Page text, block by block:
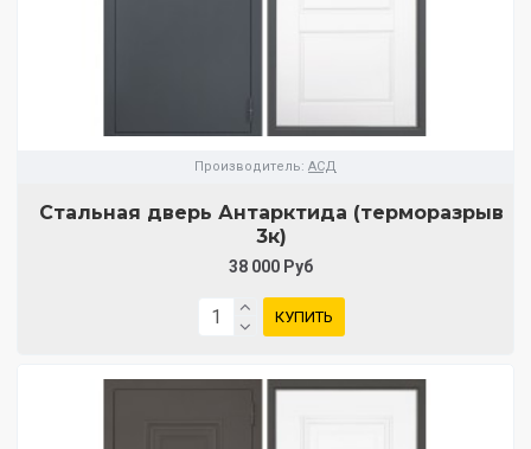
Производитель: АСД
Стальная дверь Антарктида (терморазрыв
3к)
38 000 Руб
КУПИТЬ